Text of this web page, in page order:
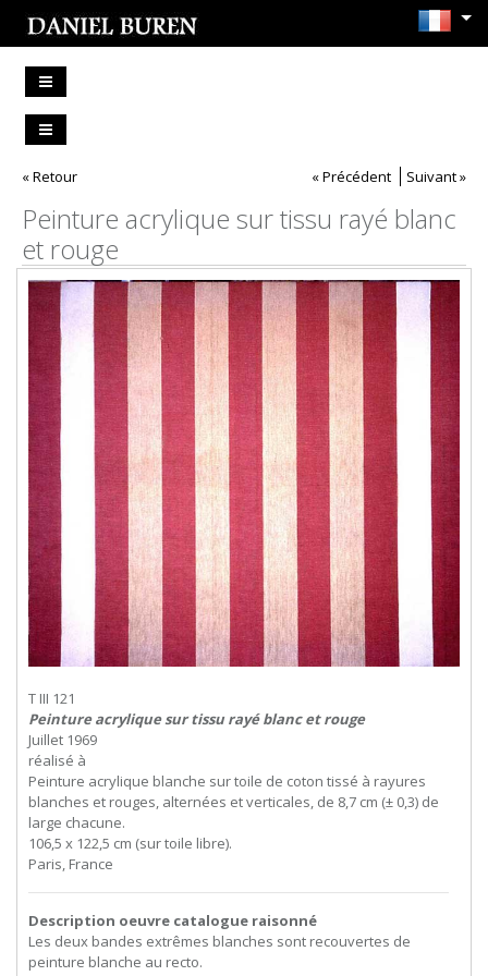
« Retour « Précédent Suivant »
Peinture acrylique sur tissu rayé blanc
et rouge
T III 121
Peinture acrylique sur tissu rayé blanc et rouge
Juillet 1969
réalisé à
Peinture acrylique blanche sur toile de coton tissé à rayures
blanches et rouges, alternées et verticales, de 8,7 cm (± 0,3) de
large chacune.
106,5 x 122,5 cm (sur toile libre).
Paris, France
Description oeuvre catalogue raisonné
Les deux bandes extrêmes blanches sont recouvertes de
peinture blanche au recto.